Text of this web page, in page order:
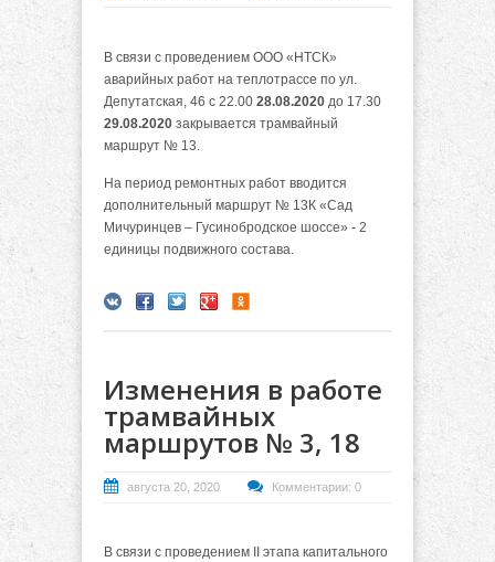
В связи с проведением ООО «НТСК»
аварийных работ на теплотрассе по ул.
Депутатская, 46 с 22.00 28.08.2020 до 17.30
29.08.2020 закрывается трамвайный
маршрут № 13.
На период ремонтных работ вводится
дополнительный маршрут № 13К «Сад
Мичуринцев – Гусинобродское шоссе» - 2
единицы подвижного состава.
Изменения в работе
трамвайных
маршрутов № 3, 18
августа 20, 2020 Комментарии: 0
В связи с проведением II этапа капитального